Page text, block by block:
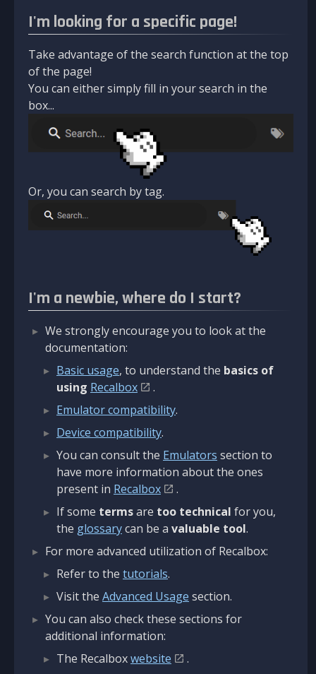
I'm looking for a specific page!
Take advantage of the search function at the top
of the page!
You can either simply fill in your search in the
box...
Or, you can search by tag.
I'm a newbie, where do I start?
We strongly encourage you to look at the
documentation:
Basic usage, to understand the basics of
using Recalbox
.
Emulator compatibility.
Device compatibility.
You can consult the Emulators section to
have more information about the ones
present in Recalbox
.
If some termsare too technical for you,
the glossarycan be a valuable tool.
For more advanced utilization of Recalbox:
Refer to the tutorials.
Visit the Advanced Usage section.
You can also check these sections for
additional information:
The Recalboxwebsite
.